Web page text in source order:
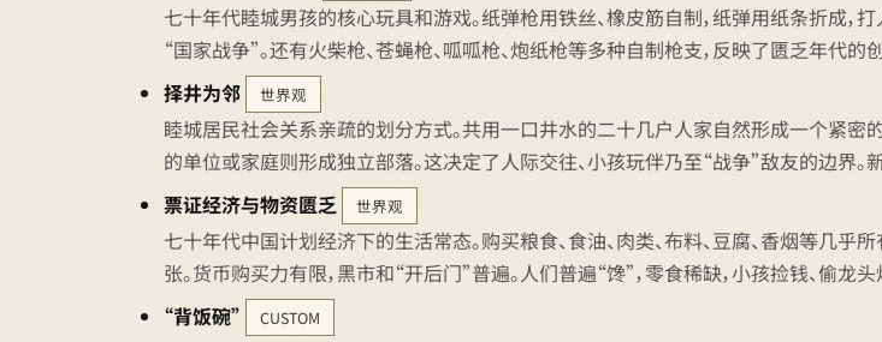
七十年代睦城男孩的核心玩具和游戏。纸弹枪用铁丝、橡皮筋自制，纸弹用纸条折成
“国家战争”。还有火柴枪、苍蝇枪、呱呱枪、炮纸枪等多种自制枪支，反映了匮乏年代
择井为邻
世界观
睦城居民社会关系亲疏的划分方式。共用一口井水的二十几户人家自然形成一个紧密
的单位或家庭则形成独立部落。这决定了人际交往、小孩玩伴乃至“战争”敌友的边界
票证经济与物资匮乏
世界观
七十年代中国计划经济下的生活常态。购买粮食、食油、肉类、布料、豆腐、香烟等几乎
张。货币购买力有限，黑市和“开后门”普遍。人们普遍“馋”，零食稀缺，小孩捡钱、偷龙
“背饭碗”
CUSTOM